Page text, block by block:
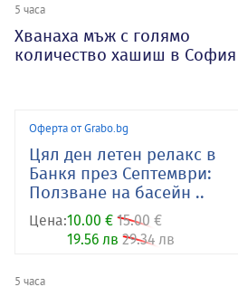
5 часа
Хванаха мъж с голямо
количество хашиш в София
Оферта от Grabo.bg
Цял ден летен релакс в
Банкя през Септември:
Ползване на басейн ..
Цена:10.00 € 15.00 €
19.56 лв 29.34 лв
5 часа